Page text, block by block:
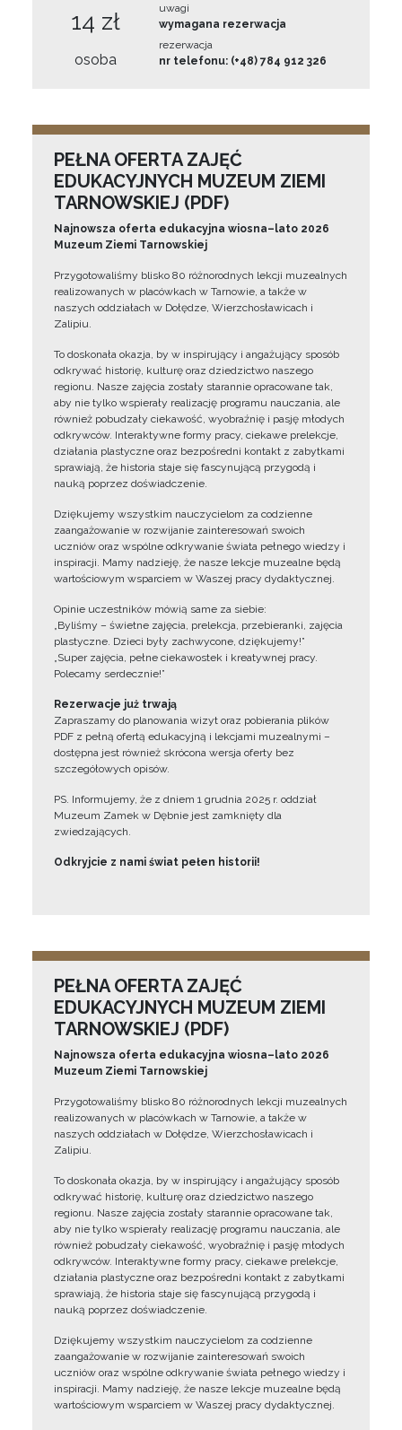
14 zł
osoba
uwagi
wymagana rezerwacja
rezerwacja
nr telefonu: (+48) 784 912 326
PEŁNA OFERTA ZAJĘĆ
EDUKACYJNYCH MUZEUM ZIEMI
TARNOWSKIEJ (PDF)
Najnowsza oferta edukacyjna wiosna–lato 2026
Muzeum Ziemi Tarnowskiej
Przygotowaliśmy blisko 80 różnorodnych lekcji muzealnych
realizowanych w placówkach w Tarnowie, a także w
naszych oddziałach w Dołędze, Wierzchosławicach i
Zalipiu.
To doskonała okazja, by w inspirujący i angażujący sposób
odkrywać historię, kulturę oraz dziedzictwo naszego
regionu. Nasze zajęcia zostały starannie opracowane tak,
aby nie tylko wspierały realizację programu nauczania, ale
również pobudzały ciekawość, wyobraźnię i pasję młodych
odkrywców. Interaktywne formy pracy, ciekawe prelekcje,
działania plastyczne oraz bezpośredni kontakt z zabytkami
sprawiają, że historia staje się fascynującą przygodą i
nauką poprzez doświadczenie.
Dziękujemy wszystkim nauczycielom za codzienne
zaangażowanie w rozwijanie zainteresowań swoich
uczniów oraz wspólne odkrywanie świata pełnego wiedzy i
inspiracji. Mamy nadzieję, że nasze lekcje muzealne będą
wartościowym wsparciem w Waszej pracy dydaktycznej.
Opinie uczestników mówią same za siebie:
„Byliśmy – świetne zajęcia, prelekcja, przebieranki, zajęcia
plastyczne. Dzieci były zachwycone, dziękujemy!”
„Super zajęcia, pełne ciekawostek i kreatywnej pracy.
Polecamy serdecznie!”
Rezerwacje już trwają
Zapraszamy do planowania wizyt oraz pobierania plików
PDF z pełną ofertą edukacyjną i lekcjami muzealnymi –
dostępna jest również skrócona wersja oferty bez
szczegółowych opisów.
PS. Informujemy, że z dniem 1 grudnia 2025 r. oddział
Muzeum Zamek w Dębnie jest zamknięty dla
zwiedzających.
Odkryjcie z nami świat pełen historii!
PEŁNA OFERTA ZAJĘĆ
EDUKACYJNYCH MUZEUM ZIEMI
TARNOWSKIEJ (PDF)
Najnowsza oferta edukacyjna wiosna–lato 2026
Muzeum Ziemi Tarnowskiej
Przygotowaliśmy blisko 80 różnorodnych lekcji muzealnych
realizowanych w placówkach w Tarnowie, a także w
naszych oddziałach w Dołędze, Wierzchosławicach i
Zalipiu.
To doskonała okazja, by w inspirujący i angażujący sposób
odkrywać historię, kulturę oraz dziedzictwo naszego
regionu. Nasze zajęcia zostały starannie opracowane tak,
aby nie tylko wspierały realizację programu nauczania, ale
również pobudzały ciekawość, wyobraźnię i pasję młodych
odkrywców. Interaktywne formy pracy, ciekawe prelekcje,
działania plastyczne oraz bezpośredni kontakt z zabytkami
sprawiają, że historia staje się fascynującą przygodą i
nauką poprzez doświadczenie.
Dziękujemy wszystkim nauczycielom za codzienne
zaangażowanie w rozwijanie zainteresowań swoich
uczniów oraz wspólne odkrywanie świata pełnego wiedzy i
inspiracji. Mamy nadzieję, że nasze lekcje muzealne będą
wartościowym wsparciem w Waszej pracy dydaktycznej.